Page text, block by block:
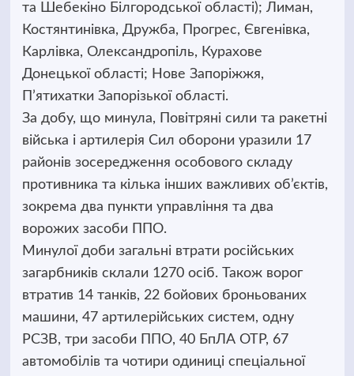
та Шебекіно Білгородської області); Лиман,
Костянтинівка, Дружба, Прогрес, Євгенівка,
Карлівка, Олександропіль, Курахове
Донецької області; Нове Запоріжжя,
П’ятихатки Запорізької області.
За добу, що минула, Повітряні сили та ракетні
війська і артилерія Сил оборони уразили 17
районів зосередження особового складу
противника та кілька інших важливих об’єктів,
зокрема два пункти управління та два
ворожих засоби ППО.
Минулої доби загальні втрати російських
загарбників склали 1270 осіб. Також ворог
втратив 14 танків, 22 бойових броньованих
машини, 47 артилерійських систем, одну
РСЗВ, три засоби ППО, 40 БпЛА ОТР, 67
автомобілів та чотири одиниці спеціальної